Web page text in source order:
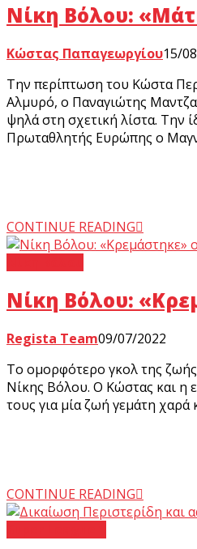
Νίκη Βόλου:
Κώστας Παπαγεωργίου15/
Την περίπτωση του Κώστα
Αλμυρό, ο Παναγιώτης
ψηλά στη σχετική λίστα. Την
Πρωταθλητής Ευρώπης ο
CONTINUE READING
Νίκη Βόλου:
Regista Team09/07/2022
Το ομορφότερο γκολ της
Νίκης Βόλου. Ο Kώστας και η
τους για μία ζωή γεμάτη
CONTINUE READING